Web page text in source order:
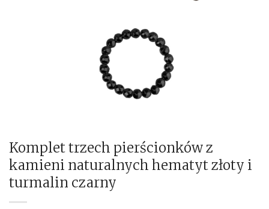
Komplet trzech pierścionków z
kamieni naturalnych hematyt złoty i
turmalin czarny